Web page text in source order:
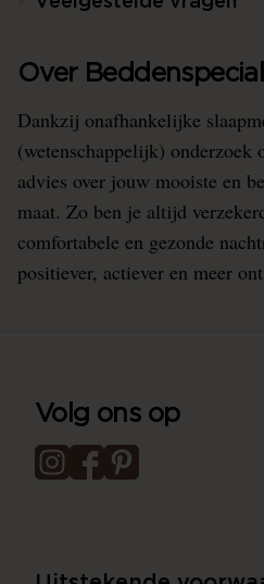
Over
Dankzij onafhankelijke
(wetenschappelijk) onderzoek
advies over jouw mooiste en
maat. Zo ben je altijd
comfortabele en gezonde
positiever, actiever en meer
Volg ons op